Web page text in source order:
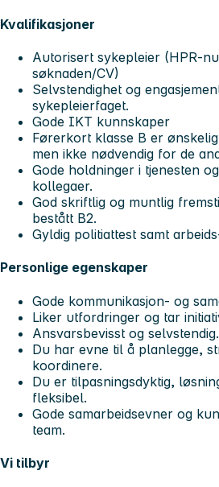
Kvalifikasjoner
Autorisert sykepleier (HPR-
søknaden/CV)
Selvstendighet og
sykepleierfaget.
Gode IKT kunnskaper
Førerkort klasse B er
men ikke nødvendig for de
Gode holdninger i tjenesten
kollegaer.
God skriftlig og muntlig
bestått B2.
Gyldig politiattest samt
Personlige egenskaper
Gode kommunikasjon- og
Liker utfordringer og tar
Ansvarsbevisst og selvstendig.
Du har evne til å planlegge,
koordinere.
Du er tilpasningsdyktig,
fleksibel.
Gode samarbeidsevner og
team.
Vi tilbyr